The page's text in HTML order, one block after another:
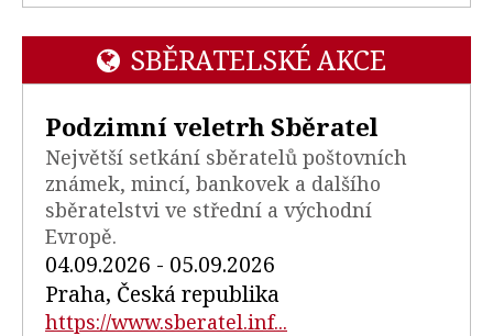
SBĚRATELSKÉ AKCE
Podzimní veletrh Sběratel
Největší setkání sběratelů poštovních
známek, mincí, bankovek a dalšího
sběratelstvi ve střední a východní
Evropě.
04.09.2026 - 05.09.2026
Praha, Česká republika
https://www.sberatel.inf...